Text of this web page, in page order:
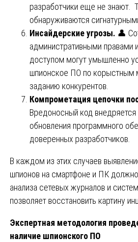
разработчики еще не знают.
обнаруживаются
Инсайдерские угрозы. 👤
административными правами
доступом могут умышленно
шпионское ПО по корыстным
заданию конкурентов.
Компрометация цепочки
Вредоносный код внедряется
обновления программного
доверенных разработчиков.
В каждом из этих случаев
шпионов на смартфоне и ПК должно
анализа сетевых журналов и
позволяет восстановить картину
Экспертная методология
наличие шпионского ПО